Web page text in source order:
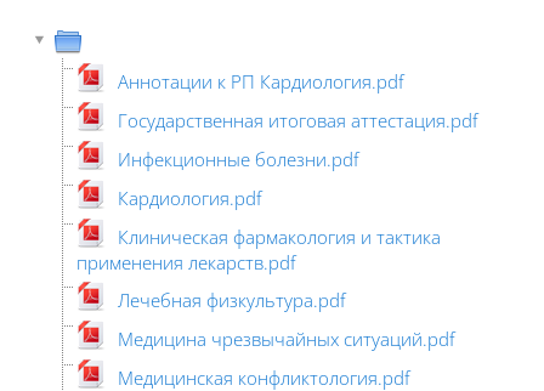
Аннотации к РП Кардиология.pdf
Государственная итоговая аттестация.pdf
Инфекционные болезни.pdf
Кардиология.pdf
Клиническая фармакология и тактика
применения лекарств.pdf
Лечебная физкультура.pdf
Медицина чрезвычайных ситуаций.pdf
Медицинская конфликтология.pdf